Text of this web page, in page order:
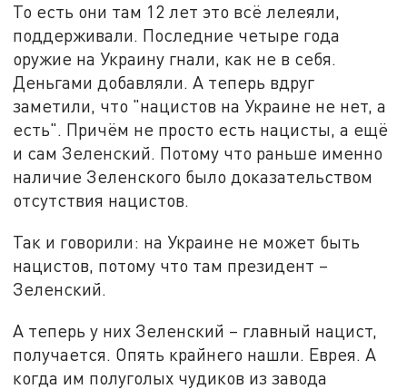
То есть они там 12 лет это всё лелеяли,
поддерживали. Последние четыре года
оружие на Украину гнали, как не в себя.
Деньгами добавляли. А теперь вдруг
заметили, что "нацистов на Украине не нет, а
есть". Причём не просто есть нацисты, а ещё
и сам Зеленский. Потому что раньше именно
наличие Зеленского было доказательством
отсутствия нацистов.
Так и говорили: на Украине не может быть
нацистов, потому что там президент –
Зеленский.
А теперь у них Зеленский – главный нацист,
получается. Опять крайнего нашли. Еврея. А
когда им полуголых чудиков из завода